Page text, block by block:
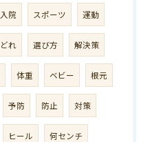
入院 スポーツ 運動
どれ 選び方 解決策
体重 ベビー 根元
予防 防止 対策
ヒール 何センチ